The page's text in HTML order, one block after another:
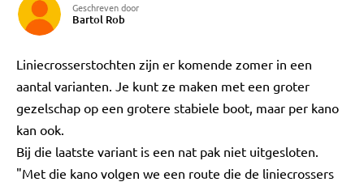
Geschreven door
Bartol Rob
Liniecrosserstochten zijn er komende zomer in een
aantal varianten. Je kunt ze maken met een groter
gezelschap op een grotere stabiele boot, maar per kano
kan ook.
Bij die laatste variant is een nat pak niet uitgesloten.
"Met die kano volgen we een route die de liniecrossers